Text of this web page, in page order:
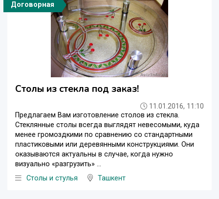
Договорная
Столы из стекла под заказ!
11.01.2016, 11:10
Предлагаем Вам изготовление столов из стекла.
Стеклянные столы всегда выглядят невесомыми, куда
менее громоздкими по сравнению со стандартными
пластиковыми или деревянными конструкциями. Они
оказываются актуальны в случае, когда нужно
визуально «разгрузить» ...
Столы и стулья
Ташкент